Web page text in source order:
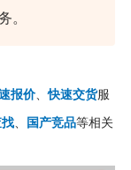
。
报价、快速交货服
、 国产竞品等相关